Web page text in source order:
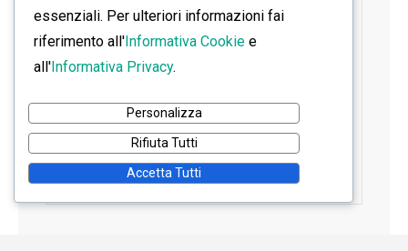
essenziali. Per ulteriori informazioni fai
riferimento all'Informativa Cookie e
all'Informativa Privacy.
Personalizza
Rifiuta Tutti
Accetta Tutti